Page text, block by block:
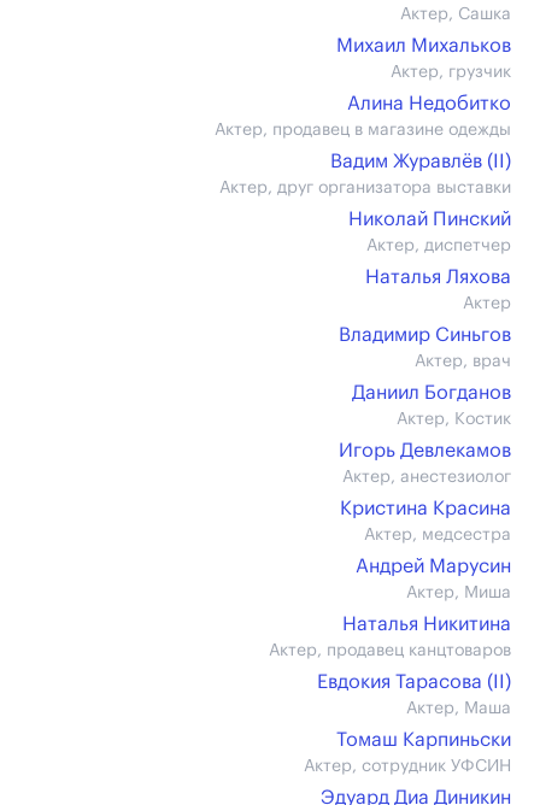
Актер, Сашка
Михаил Михальков
Актер, грузчик
Алина Недобитко
Актер, продавец в магазине одежды
Вадим Журавлёв (II)
Актер, друг организатора выставки
Николай Пинский
Актер, диспетчер
Наталья Ляхова
Актер
Владимир Синьгов
Актер, врач
Даниил Богданов
Актер, Костик
Игорь Девлекамов
Актер, анестезиолог
Кристина Красина
Актер, медсестра
Андрей Марусин
Актер, Миша
Наталья Никитина
Актер, продавец канцтоваров
Евдокия Тарасова (II)
Актер, Маша
Томаш Карпиньски
Актер, сотрудник УФСИН
Эдуард Диа Диникин